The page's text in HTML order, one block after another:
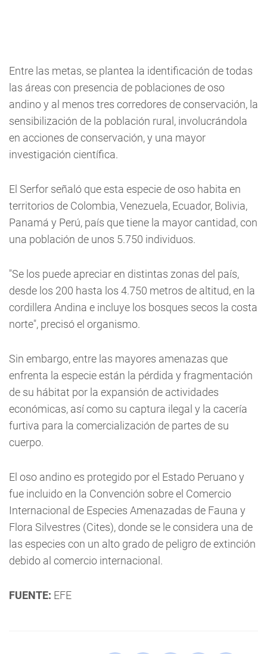
Entre las metas, se plantea la identificación de todas
las áreas con presencia de poblaciones de oso
andino y al menos tres corredores de conservación, la
sensibilización de la población rural, involucrándola
en acciones de conservación, y una mayor
investigación científica.
El Serfor señaló que esta especie de oso habita en
territorios de Colombia, Venezuela, Ecuador, Bolivia,
Panamá y Perú, país que tiene la mayor cantidad, con
una población de unos 5.750 individuos.
"Se los puede apreciar en distintas zonas del país,
desde los 200 hasta los 4.750 metros de altitud, en la
cordillera Andina e incluye los bosques secos la costa
norte", precisó el organismo.
Sin embargo, entre las mayores amenazas que
enfrenta la especie están la pérdida y fragmentación
de su hábitat por la expansión de actividades
económicas, así como su captura ilegal y la cacería
furtiva para la comercialización de partes de su
cuerpo.
El oso andino es protegido por el Estado Peruano y
fue incluido en la Convención sobre el Comercio
Internacional de Especies Amenazadas de Fauna y
Flora Silvestres (Cites), donde se le considera una de
las especies con un alto grado de peligro de extinción
debido al comercio internacional.
FUENTE: EFE